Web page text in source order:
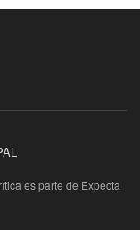
es parte de Expecta